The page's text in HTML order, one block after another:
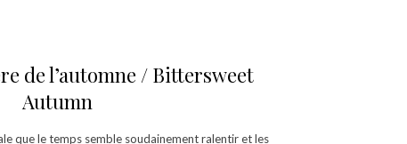
de l’automne / Bittersweet
Autumn
que le temps semble soudainement ralentir et les